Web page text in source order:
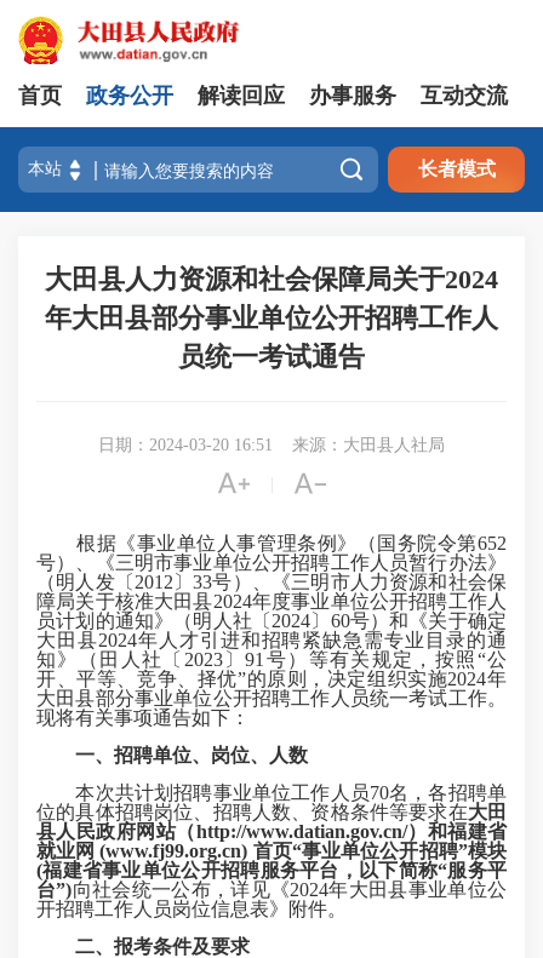
首页 政务公开 解读回应 办事服务 互动交流
 长者模式
大田县人力资源和社会保障局关于2024
年大田县部分事业单位公开招聘工作人
员统一考试通告
日期：2024-03-20 16:51 来源：大田县人社局
 
根据《事业单位人事管理条例》（国务院令第652
号）、《三明市事业单位公开招聘工作人员暂行办法》
（明人发〔2012〕33号）、《三明市人力资源和社会保
障局关于核准大田县2024年度事业单位公开招聘工作人
员计划的通知》（明人社〔2024〕60号）和《关于确定
大田县2024年人才引进和招聘紧缺急需专业目录的通
知》（田人社〔2023〕91号）等有关规定，按照“公
开、平等、竞争、择优”的原则，决定组织实施2024年
大田县部分事业单位公开招聘工作人员统一考试工作。
现将有关事项通告如下：
一、招聘单位、岗位、人数
本次共计划招聘事业单位工作人员70名，各招聘单
位的具体招聘岗位、招聘人数、资格条件等要求在大田
县人民政府网站（http://www.datian.gov.cn/）和福建省
就业网 (www.fj99.org.cn) 首页“事业单位公开招聘”模块
(福建省事业单位公开招聘服务平台，以下简称“服务平
台”)向社会统一公布，详见《2024年大田县事业单位公
开招聘工作人员岗位信息表》附件。
二、报考条件及要求